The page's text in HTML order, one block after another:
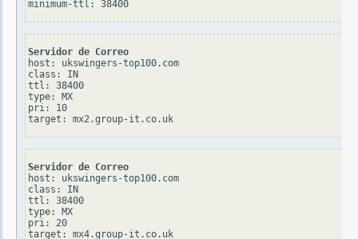
Servidor de Correo
host: ukswingers-top100.com
class: IN
ttl: 38400
type: MX
pri: 10
Servidor de Correo
host: ukswingers-top100.com
class: IN
ttl: 38400
type: MX
pri: 20